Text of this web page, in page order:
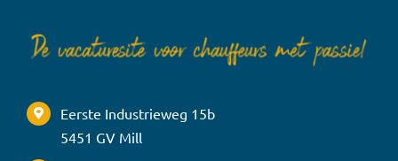
Eerste Industrieweg 15b
5451 GV Mill